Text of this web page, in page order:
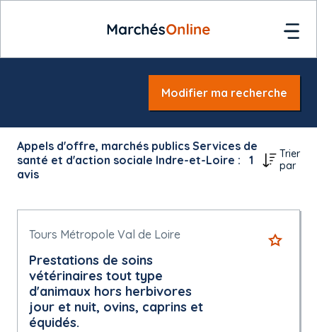
Modifier ma recherche
Appels d'offre, marchés publics Services de
santé et d'action sociale Indre-et-Loire :
1
avis
Trier
par
Tours Métropole Val de Loire
Prestations de soins
vétérinaires tout type
d'animaux hors herbivores
jour et nuit, ovins, caprins et
équidés.